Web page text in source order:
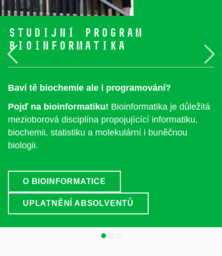
Studijní program
Bioinformatika
Baví tě biochemie ale i programování?
Pojď na bioinformatiku! Bioinformatika je důležitá
mezioborová disciplína propojujícící informatiku,
biochemii, statistiku a molekulární i buněčnou
biologii.
O BIOINFORMATICE
UPLATNĚNÍ ABSOLVENTŮ
Předchozí